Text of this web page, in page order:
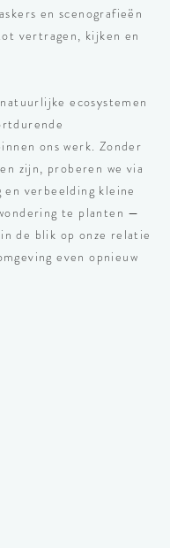
en scenografieën
vertragen, kijken en
ecosystemen
ons werk. Zonder
zijn, proberen we via
en verbeelding kleine
te planten —
de blik op onze relatie
even opnieuw